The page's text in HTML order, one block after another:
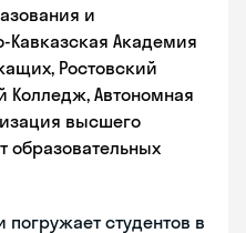
и
Кавказская Академия
Ростовский
Автономная
высшего
образовательных
студентов в